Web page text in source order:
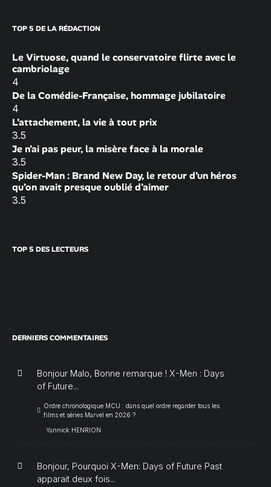
TOP 5 DE LA RÉDACTION
Le Virtuose, quand le conservatoire flirte avec le
cambriolage
4
De la Comédie-Française, hommage jubilatoire
4
L’attachement, la vie à tout prix
3.5
Je n’ai pas peur, la misère face à la morale
3.5
Spider-Man : Brand New Day, le retour d’un héros
qu’on avait presque oublié d’aimer
3.5
TOP 5 DES LECTEURS
DERNIERS COMMENTAIRES
Bonjour Malo, Bonne remarque ! X-Men : Days
of Future...
Ordre chronologique MCU : dans quel ordre regarder tous les
films et séries Marvel en 2026 ?
Yannick HENRION
Bonjour, Pourquoi X-Men: Days of Future Past
apparait deux fois...